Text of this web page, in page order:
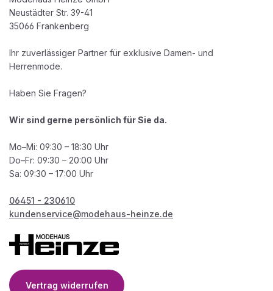
Neustädter Str. 39-41
35066 Frankenberg
Ihr zuverlässiger Partner für exklusive Damen- und
Herrenmode.
Haben Sie Fragen?
Wir sind gerne persönlich für Sie da.
Mo–Mi: 09:30 – 18:30 Uhr
Do–Fr: 09:30 – 20:00 Uhr
Sa: 09:30 – 17:00 Uhr
06451 - 230610
kundenservice@modehaus-heinze.de
Vertrag widerrufen